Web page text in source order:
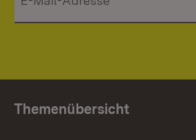
Themenübersicht